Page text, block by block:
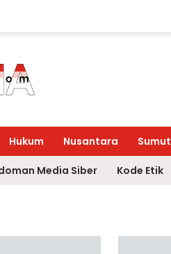
Hukum Nusantara Sumut
Media Siber Kode Etik